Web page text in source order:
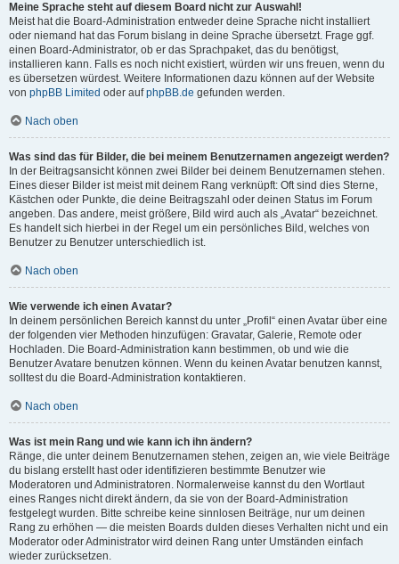
Meine Sprache steht auf diesem Board nicht zur Auswahl!
Meist hat die Board-Administration entweder deine Sprache nicht installiert
oder niemand hat das Forum bislang in deine Sprache übersetzt. Frage ggf.
einen Board-Administrator, ob er das Sprachpaket, das du benötigst,
installieren kann. Falls es noch nicht existiert, würden wir uns freuen, wenn du
es übersetzen würdest. Weitere Informationen dazu können auf der Website
von phpBB Limited oder aufphpBB.de gefunden werden.
Nach oben
Was sind das für Bilder, die bei meinem Benutzernamen angezeigt werden?
In der Beitragsansicht können zwei Bilder bei deinem Benutzernamen stehen.
Eines dieser Bilder ist meist mit deinem Rang verknüpft: Oft sind dies Sterne,
Kästchen oder Punkte, die deine Beitragszahl oder deinen Status im Forum
angeben. Das andere, meist größere, Bild wird auch als „Avatar“ bezeichnet.
Es handelt sich hierbei in der Regel um ein persönliches Bild, welches von
Benutzer zu Benutzer unterschiedlich ist.
Nach oben
Wie verwende ich einen Avatar?
In deinem persönlichen Bereich kannst du unter „Profil“ einen Avatar über eine
der folgenden vier Methoden hinzufügen: Gravatar, Galerie, Remote oder
Hochladen. Die Board-Administration kann bestimmen, ob und wie die
Benutzer Avatare benutzen können. Wenn du keinen Avatar benutzen kannst,
solltest du die Board-Administration kontaktieren.
Nach oben
Was ist mein Rang und wie kann ich ihn ändern?
Ränge, die unter deinem Benutzernamen stehen, zeigen an, wie viele Beiträge
du bislang erstellt hast oder identifizieren bestimmte Benutzer wie
Moderatoren und Administratoren. Normalerweise kannst du den Wortlaut
eines Ranges nicht direkt ändern, da sie von der Board-Administration
festgelegt wurden. Bitte schreibe keine sinnlosen Beiträge, nur um deinen
Rang zu erhöhen — die meisten Boards dulden dieses Verhalten nicht und ein
Moderator oder Administrator wird deinen Rang unter Umständen einfach
wieder zurücksetzen.